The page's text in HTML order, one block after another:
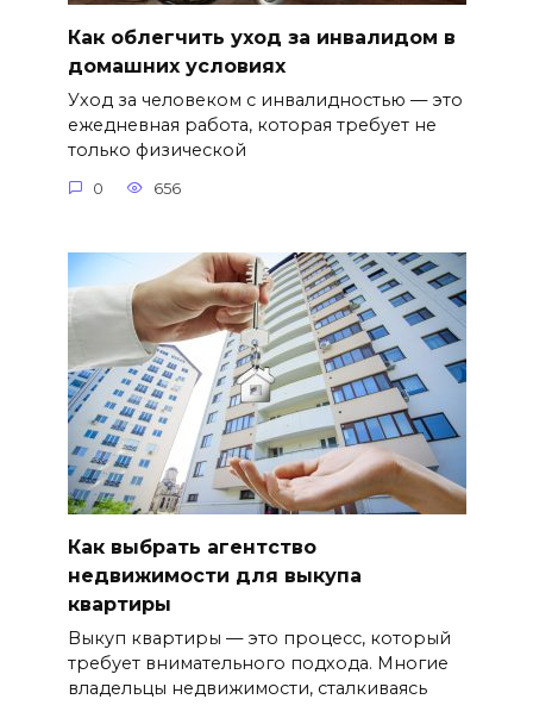
Как облегчить уход за инвалидом в
домашних условиях
Уход за человеком с инвалидностью — это
ежедневная работа, которая требует не
только физической
0 656
Как выбрать агентство
недвижимости для выкупа
квартиры
Выкуп квартиры — это процесс, который
требует внимательного подхода. Многие
владельцы недвижимости, сталкиваясь